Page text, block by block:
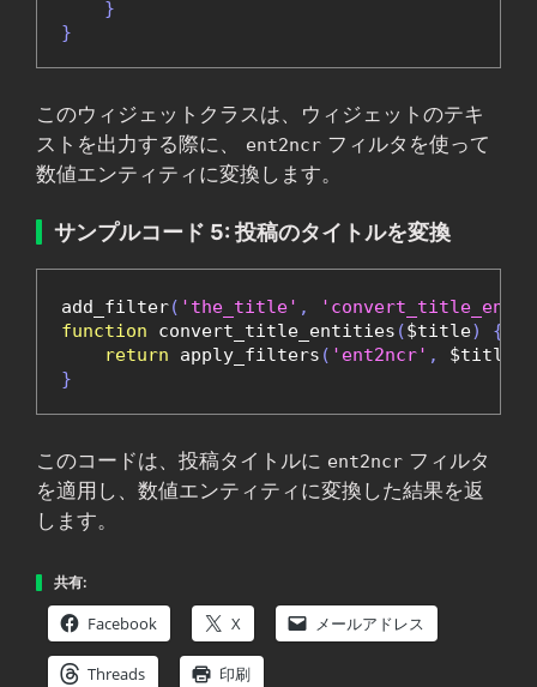
}
}
このウィジェットクラスは、ウィジェットのテキ
ストを出力する際に、
ent2ncr フィルタを使って
数値エンティティに変換します。
サンプルコード 5: 投稿のタイトルを変換
add_filter( 'the_title' ,
function convert_title_entities ($title)
{
return apply_filters ( 'ent2ncr' , $title
}
このコードは、投稿タイトルに ent2ncr フィルタ
を適用し、数値エンティティに変換した結果を返
します。
共有:
Facebook X メールアドレス
Threads 印刷